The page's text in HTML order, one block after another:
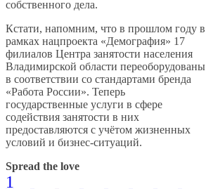
собственного дела.
Кстати, напомним, что в прошлом году в
рамках нацпроекта «Демография» 17
филиалов Центра занятости населения
Владимирской области переоборудованы
в соответствии со стандартами бренда
«Работа России». Теперь
государственные услуги в сфере
содействия занятости в них
предоставляются с учётом жизненных
условий и бизнес-ситуаций.
Spread the love
1